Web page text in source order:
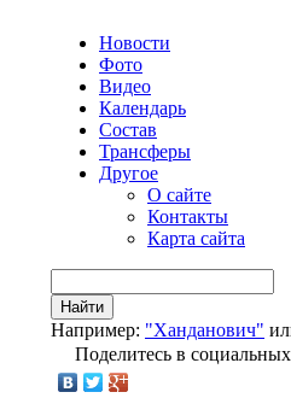
Новости
Фото
Видео
Календарь
Состав
Трансферы
Другое
О сайте
Контакты
Карта сайта
Найти
Например: "Ханданович"
Поделитесь в социальных